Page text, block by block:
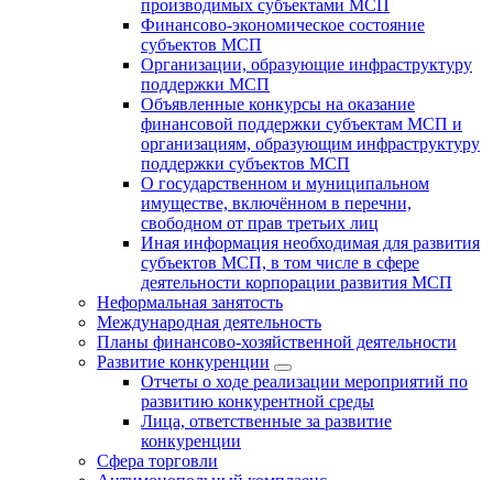
производимых субъектами МСП
Финансово-экономическое состояние
субъектов МСП
Организации, образующие инфраструктуру
поддержки МСП
Объявленные конкурсы на оказание
финансовой поддержки субъектам МСП и
организациям, образующим инфраструктуру
поддержки субъектов МСП
О государственном и муниципальном
имуществе, включённом в перечни,
свободном от прав третьих лиц
Иная информация необходимая для развития
субъектов МСП, в том числе в сфере
деятельности корпорации развития МСП
Неформальная занятость
Международная деятельность
Планы финансово-хозяйственной деятельности
Развитие конкуренции
Отчеты о ходе реализации мероприятий по
развитию конкурентной среды
Лица, ответственные за развитие
конкуренции
Сфера торговли